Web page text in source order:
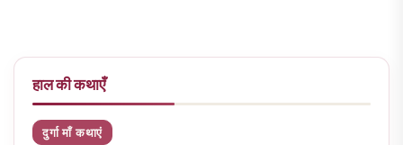
हाल की कथाएँ
दुर्गा माँ कथाएं